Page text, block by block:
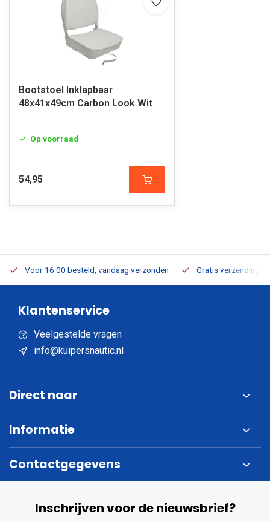
Bootstoel Inklapbaar
48x41x49cm Carbon Look Wit
Op voorraad
54,95
Voor 16:00 besteld, vandaag verzonden Gratis verzending
Klantenservice
Veelgestelde vragen
info@kuipersnautic.nl
Direct naar
Informatie
Contactgegevens
Inschrijven voor de nieuwsbrief?